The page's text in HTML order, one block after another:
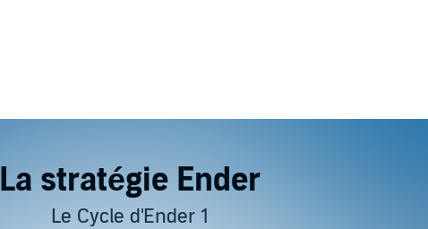
La stratégie Ender
Le Cycle d'Ender 1